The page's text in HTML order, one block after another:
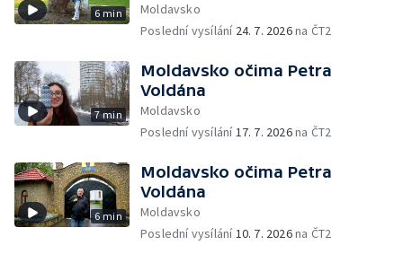
6 min
Moldavsko
Poslední vysílání 24. 7. 2026na ČT2
7 min
Moldavsko očima Petra
Voldána
Moldavsko
Poslední vysílání17. 7. 2026na ČT2
6 min
Moldavsko očima Petra
Voldána
Moldavsko
Poslední vysílání10. 7. 2026na ČT2